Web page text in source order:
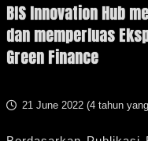
BIS Innovation Hub
dan memperluas
Green Finance
21 June 2022 (4 tahun